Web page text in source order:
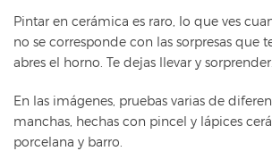
Pintar en cerámica es raro, lo que ves
no se corresponde con las sorpresas que
abres el horno. Te dejas llevar y sorprender.
En las imágenes, pruebas varias de
manchas, hechas con pincel y lápices
porcelana y barro.